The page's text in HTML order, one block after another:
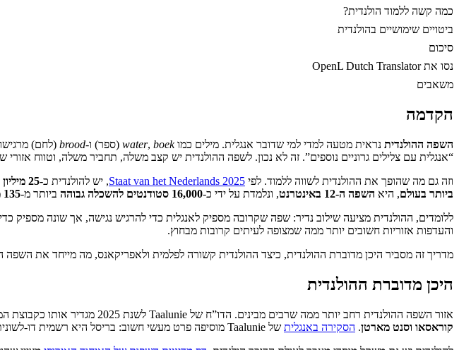
כמה קשה ללמוד הולנדית?
ביטויים שימושיים בהולנדית
סיכום
נסו את OpenL Dutch Translator
משאבים
הקדמה
השפה ההולנדית נראית מטעה למדי למי שדובר אנגלית. מילים כמו water, boek (ספר) ו-brood (לחם)
“אנגלית עם צלילים גרוניים נוספים”. זה לא נכון. לשפה ההולנדית יש קצב משלה, תחביר משלה, וטווח
וזה גם מה שהופך את ההולנדית לשווה ללמוד. לפי Staat van het Nederlands 2025, יש להולנדית כ-25 מיליון דוברים כשפת אם
ביותר בעולם, היא השפה ה-12 באינטרנט , ונלמדת על ידי כ-16,000 סטודנטים להשכלה גבוהה ביותר מ-135 מקומות
ללומדים, ההולנדית מציעה שילוב נדיר: שפה שקרובה מספיק לאנגלית כדי להרגיש נגישה, אך שונה מספיק
והעדפות אזוריות חשובים יותר ממה שמצופה לעיתים קרובות מבחוץ.
מדריך זה מסביר היכן מדוברת ההולנדית, כיצד ההולנדית קשורה לפלמית ולאפריקאנס, מה מייחד את השפה
היכן מדוברת ההולנדית
אזור השפה ההולנדית רחב יותר ממה שרבים מבינים. הדו”ח של Taalunie לשנת 2025 מגדיר אותו כקבוצת המדינות והטריטוריות שבהן הולנדית היא שפה רשמית:
קוראסאו וסנט מארטן. הסקירה באנגלית של Taalunie מוסיפה פרט מעשי חשוב: בריסל היא רשמית דו-לשונית בהולנדית ובצרפתית, בעוד שהולנדית מתפקדת לצד שפות קהילתיות דומיננטיות אחרות באיים הקריביים.